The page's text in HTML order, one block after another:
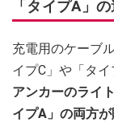
「タイプA」
充電用のケーブ
イプC」や「タイ
アンカーのライ
イプA」の両方が